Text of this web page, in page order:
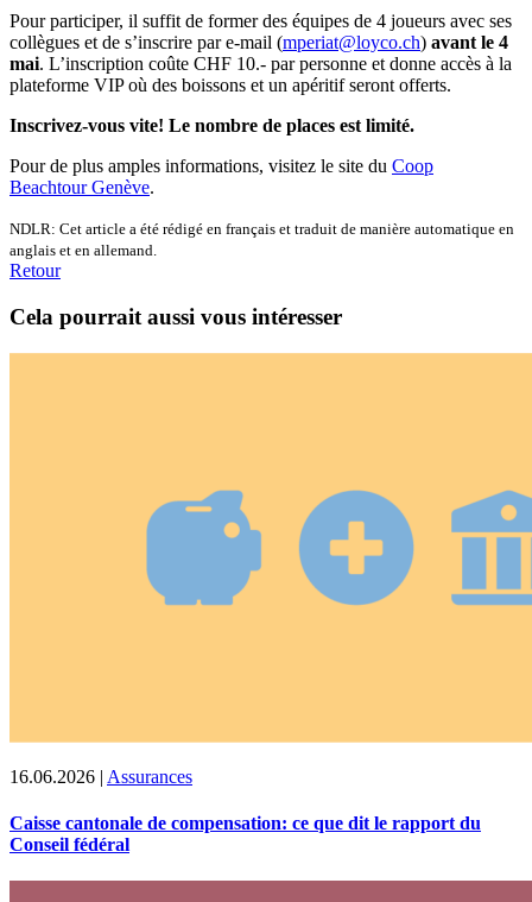
Pour participer, il suffit de former des équipes de 4 joueurs avec ses
collègues et de s’inscrire par e-mail (mperiat@loyco.ch) avant le 4
mai. L’inscription coûte CHF 10.- par personne et donne accès à la
plateforme VIP où des boissons et un apéritif seront offerts.
Inscrivez-vous vite! Le nombre de places est limité.
Pour de plus amples informations, visitez le site du Coop
Beachtour Genève.
NDLR: Cet article a été rédigé en français et traduit de manière automatique en
anglais et en allemand.
Retour
Cela pourrait aussi vous intéresser
16.06.2026 | Assurances
Caisse cantonale de compensation: ce que dit le rapport du
Conseil fédéral